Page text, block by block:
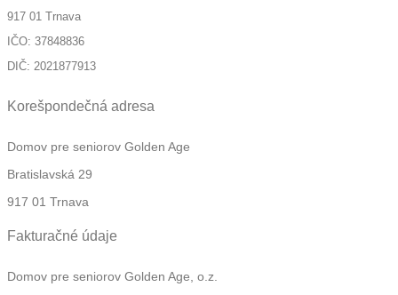
917 01 Trnava
IČO: 37848836
DIČ: 2021877913
Korešpondečná adresa
Domov pre seniorov Golden Age
Bratislavská 29
917 01 Trnava
Fakturačné údaje
Domov pre seniorov Golden Age, o.z.